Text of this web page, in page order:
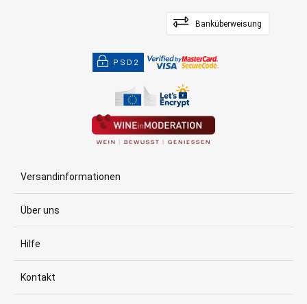
Banküberweisung
PSD2
Versandinformationen
Über uns
Hilfe
Kontakt